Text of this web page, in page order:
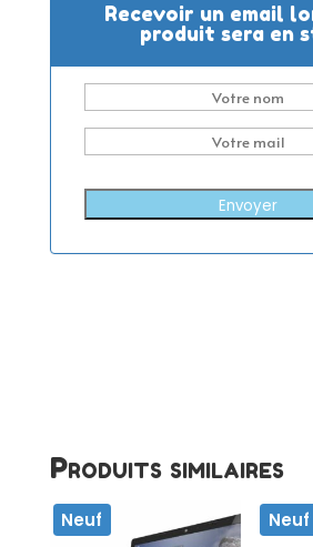
Recevoir un email
produit sera en
Envoyer
Produits similaires
Neuf Neuf